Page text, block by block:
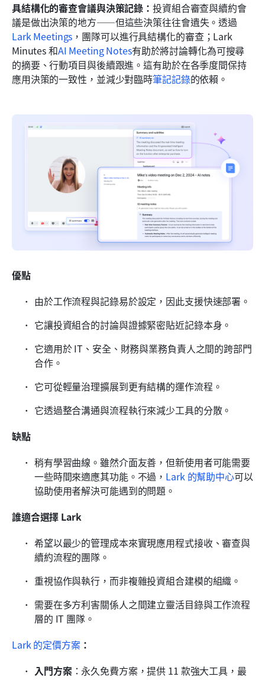
具結構化的審查會議與決策記錄：投資組合審查與續約會
議是做出決策的地方——但這些決策往往會遺失。透過
Lark Meetings ，團隊可以進行具結構化的審查；Lark
Minutes 和AI Meeting Notes有助於將討論轉化為可搜尋
的摘要、行動項目與後續跟進。這有助於在各季度間保持
應用決策的一致性，並減少對臨時筆記記錄的依賴。
優點
由於工作流程與記錄易於設定，因此支援快速部署。
它讓投資組合的討論與證據緊密貼近記錄本身。
它適用於 IT、安全、財務與業務負責人之間的跨部門
合作。
它可從輕量治理擴展到更有結構的運作流程。
它透過整合溝通與流程執行來減少工具的分散。
缺點
稍有學習曲線。雖然介面友善，但新使用者可能需要
一些時間來適應其功能。不過， Lark 的幫助中心可以
協助使用者解決可能遇到的問題。
誰適合選擇 Lark
希望以最少的管理成本來實現應用程式接收、審查與
續約流程的團隊。
重視協作與執行，而非複雜投資組合建模的組織。
需要在多方利害關係人之間建立靈活目錄與工作流程
層的 IT 團隊。
Lark 的定價方案：
入門方案：永久免費方案，提供 11 款強大工具，最